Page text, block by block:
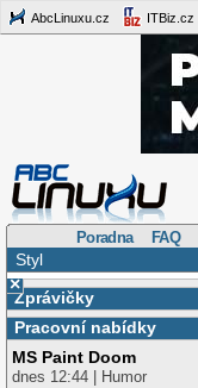
AbcLinuxu.cz ITBiz.cz
Poradna FAQ
Styl
×
Zprávičky
Pracovní nabídky
MS Paint Doom
dnes 12:44 | Humor